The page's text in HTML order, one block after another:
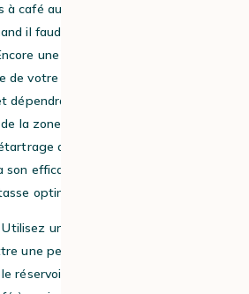
à café automatiques vous
il faudra procéder au
une fois, la fréquence
de votre expresso broyeur
dépendra de votre
la zone dans laquelle vous
de votre machine à
son efficacité et maintiendra
optimal.
Utilisez un
une petite quantité de
réservoir d’eau de votre